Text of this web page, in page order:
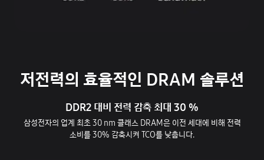
저전력의 효율적인 DRAM 솔루션
DDR2 대비 전력 감축 최대 30 %
삼성전자의 업계 최초 30 nm 클래스 DRAM은 이전 세대에 비해 전력
소비를 30% 감축시켜 TCO를 낮춥니다.